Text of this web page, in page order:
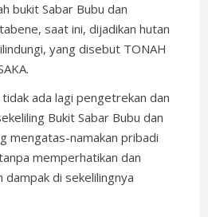
bukit Sabar Bubu dan
saat ini, dijadikan hutan
yang disebut TONAH
ada lagi pengetrekan dan
Bukit Sabar Bubu dan
mengatas-namakan pribadi
memperhatikan dan
di sekelilingnya